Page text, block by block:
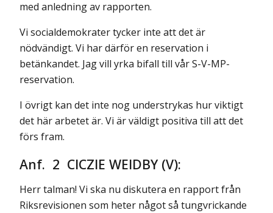
med anledning av rapporten.
Vi socialdemokrater tycker inte att det är
nödvändigt. Vi har därför en reservation i
betänkandet. Jag vill yrka bifall till vår S-V-MP-
reservation.
I övrigt kan det inte nog understrykas hur viktigt
det här arbetet är. Vi är väldigt positiva till att det
förs fram.
Anf. 2 CICZIE WEIDBY (V):
Herr talman! Vi ska nu diskutera en rapport från
Riksrevisionen som heter något så tungvrickande